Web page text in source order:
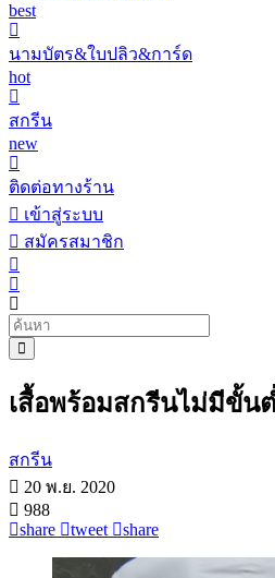
best
นามบัตร&ใบปลิว&การ์ด
hot
สกรีน
new
ติดต่อทางร้าน
เข้าสู่ระบบ
สมัครสมาชิก
เสื้อพร้อมสกรีนไม่มีขั้น
สกรีน
20 พ.ย. 2020
988
share
tweet share